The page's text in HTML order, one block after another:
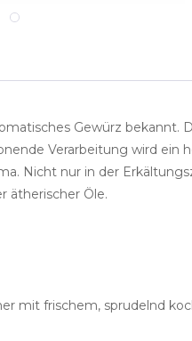
Gewürz
Verarbeitung wird ein
Nicht nur in der
ätherischer Öle.
mit frischem, sprudelnd